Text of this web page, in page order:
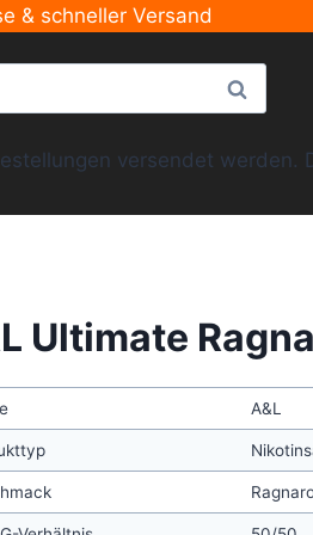
& schneller Versand
Suche
versendet werden.
Ultimate
A&L